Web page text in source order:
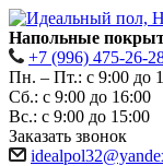
Напольные
+7 (996) 475-26-
Пн. – Пт.: с 9:00 до
Сб.: с 9:00 до 16:00
Bc.: с 9:00 до 15:00
Заказать звонок